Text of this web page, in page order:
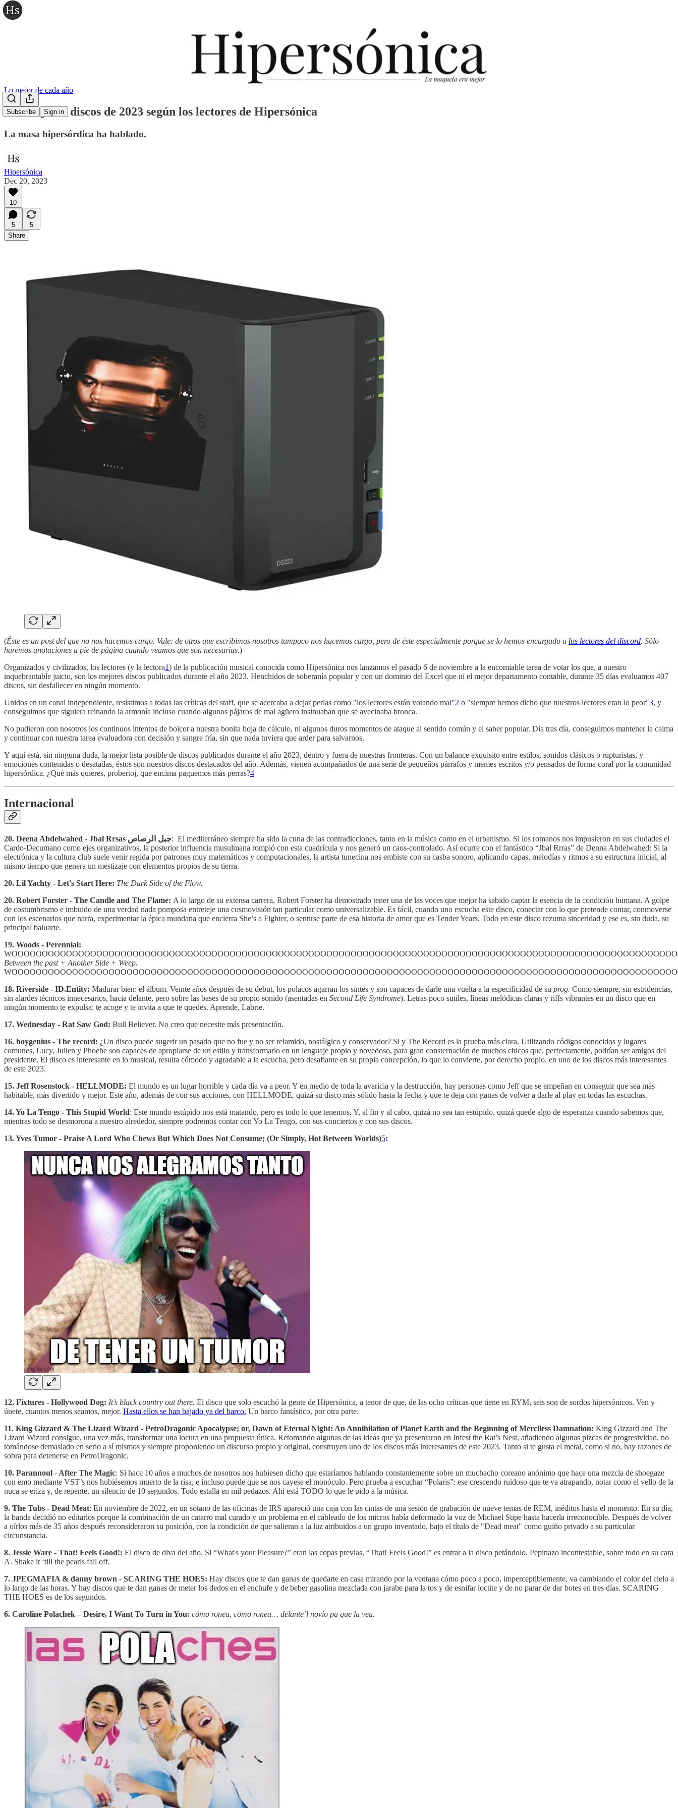
Subscribe Sign in
Lo mejor de cada año
Los mejores discos de 2023 según los lectores de Hipersónica
La masa hipersórdica ha hablado.
Hipersónica
Dec 20, 2023
10
5
5
Share
(Éste es un post del que no nos hacemos cargo. Vale: de otros que escribimos nosotros tampoco nos hacemos cargo, pero de éste especialmente porque se lo hemos encargado a los lectores del discord. Sólo
haremos anotaciones a pie de página cuando veamos que son necesarias.)
Organizados y civilizados, los lectores (y la lectora1) de la publicación musical conocida como Hipersónica nos lanzamos el pasado 6 de noviembre a la encomiable tarea de votar los que, a nuestro
inquebrantable juicio, son los mejores discos publicados durante el año 2023. Henchidos de soberanía popular y con un dominio del Excel que ni el mejor departamento contable, durante 35 días evaluamos 407
discos, sin desfallecer en ningún momento.
Unidos en un canal independiente, resistimos a todas las críticas del staff, que se acercaba a dejar perlas como "los lectores están votando mal"2 o "siempre hemos dicho que nuestros lectores eran lo peor"3, y
conseguimos que siguiera reinando la armonía incluso cuando algunos pájaros de mal agüero insinuaban que se avecinaba bronca.
No pudieron con nosotros los continuos intentos de boicot a nuestra bonita hoja de cálculo, ni algunos duros momentos de ataque al sentido común y el saber popular. Día tras día, conseguimos mantener la calma
y continuar con nuestra tarea evaluadora con decisión y sangre fría, sin que nada tuviera que arder para salvarnos.
Y aquí está, sin ninguna duda, la mejor lista posible de discos publicados durante el año 2023, dentro y fuera de nuestras fronteras. Con un balance exquisito entre estilos, sonidos clásicos o rupturistas, y
emociones contenidas o desatadas, éstos son nuestros discos destacados del año. Además, vienen acompañados de una serie de pequeños párrafos y memes escritos y/o pensados de forma coral por la comunidad
hipersórdica. ¿Qué más quieres, probertoj, que encima paguemos más perras?4
Internacional
20. Deena Abdelwahed - Jbal Rrsas ج​ب​ل ا​ل​ر​ص​ا​ص: El mediterráneo siempre ha sido la cuna de las contradicciones, tanto en la música como en el urbanismo. Si los romanos nos impusieron en sus ciudades el
Cardo-Decumano como ejes organizativos, la posterior influencia musulmana rompió con esta cuadrícula y nos generó un caos-controlado. Así ocurre con el fantástico “Jbal Rrras” de Denna Abdelwahed: Si la
electrónica y la cultura club suele venir regida por patrones muy matemáticos y computacionales, la artista tunecina nos embiste con su casba sonoro, aplicando capas, melodías y ritmos a su estructura inicial, al
mismo tiempo que genera un mestizaje con elementos propios de su tierra.
20. Lil Yachty - Let's Start Here: The Dark Side of the Flow.
20. Robert Forster - The Candle and The Flame: A lo largo de su extensa carrera, Robert Forster ha demostrado tener una de las voces que mejor ha sabido captar la esencia de la condición humana. A golpe
de costumbrismo e imbuido de una verdad nada pomposa entreteje una cosmovisión tan particular como universalizable. Es fácil, cuando uno escucha este disco, conectar con lo que pretende contar, conmoverse
con los escenarios que narra, experimentar la épica mundana que encierra She’s a Fighter, o sentirse parte de esa historia de amor que es Tender Years. Todo en este disco rezuma sinceridad y ese es, sin duda, su
principal baluarte.
19. Woods - Perennial:
Between the past + Another Side + Weep.
18. Riverside - ID.Entity: Madurar bien: el álbum. Veinte años después de su debut, los polacos agarran los sintes y son capaces de darle una vuelta a la especificidad de su prog. Como siempre, sin estridencias,
sin alardes técnicos innecesarios, hacia delante, pero sobre las bases de su propio sonido (asentadas en Second Life Syndrome). Letras poco sutiles, líneas melódicas claras y riffs vibrantes en un disco que en
ningún momento te expulsa: te acoge y te invita a que te quedes. Aprende, Labrie.
17. Wednesday - Rat Saw God: Bull Believer. No creo que necesite más presentación.
16. boygenius - The record: ¿Un disco puede sugerir un pasado que no fue y no ser relamido, nostálgico y conservador? Si y The Record es la prueba más clara. Utilizando códigos conocidos y lugares
comunes, Lucy, Julien y Phoebe son capaces de apropiarse de un estilo y transformarlo en un lenguaje propio y novedoso, para gran consternación de muchos chicos que, perfectamente, podrían ser amigos del
presidente. El disco es interesante en lo musical, resulta cómodo y agradable a la escucha, pero desafiante en su propia concepción, lo que lo convierte, por derecho propio, en uno de los discos más interesantes
de este 2023.
15. Jeff Rosenstock - HELLMODE: El mundo es un lugar horrible y cada día va a peor. Y en medio de toda la avaricia y la destrucción, hay personas como Jeff que se empeñan en conseguir que sea más
habitable, más divertido y mejor. Este año, además de con sus acciones, con HELLMODE, quizá su disco más sólido hasta la fecha y que te deja con ganas de volver a darle al play en todas las escuchas.
14. Yo La Tengo - This Stupid World: Este mundo estúpido nos está matando, pero es todo lo que tenemos. Y, al fin y al cabo, quizá no sea tan estúpido, quizá quede algo de esperanza cuando sabemos que,
mientras todo se desmorona a nuestro alrededor, siempre podremos contar con Yo La Tengo, con sus conciertos y con sus discos.
13. Yves Tumor - Praise A Lord Who Chews But Which Does Not Consume; (Or Simply, Hot Between Worlds)5:
12. Fixtures - Hollywood Dog: It’s black country out there. El disco que solo escuchó la gente de Hipersónica, a tenor de que, de las ocho críticas que tiene en RYM, seis son de sordos hipersónicos. Ven y
únete, cuantos menos seamos, mejor. Hasta ellos se han bajado ya del barco. Un barco fantástico, por otra parte.
11. King Gizzard & The Lizard Wizard - PetroDragonic Apocalypse; or, Dawn of Eternal Night: An Annihilation of Planet Earth and the Beginning of Merciless Damnation: King Gizzard and The
Lizard Wizard consigue, una vez más, transformar una locura en una propuesta única. Retomando algunas de las ideas que ya presentaron en Infest the Rat’s Nest, añadiendo algunas pizcas de progresividad, no
tomándose demasiado en serio a sí mismos y siempre proponiendo un discurso propio y original, construyen uno de los discos más interesantes de este 2023. Tanto si te gusta el metal, como si no, hay razones de
sobra para detenerse en PetroDragonic.
10. Parannoul - After The Magic: Si hace 10 años a muchos de nosotros nos hubiesen dicho que estaríamos hablando constantemente sobre un muchacho coreano anónimo que hace una mezcla de shoegaze
con emo mediante VST’s nos hubiésemos muerto de la risa, e incluso puede que se nos cayese el monóculo. Pero prueba a escuchar “Polaris”: ese crescendo ruidoso que te va atrapando, notar como el vello de la
nuca se eriza y, de repente, un silencio de 10 segundos. Todo estalla en mil pedazos. Ahí está TODO lo que le pido a la música.
9. The Tubs - Dead Meat: En noviembre de 2022, en un sótano de las oficinas de IRS apareció una caja con las cintas de una sesión de grabación de nueve temas de REM, inéditos hasta el momento. En su día,
la banda decidió no editarlos porque la combinación de un catarro mal curado y un problema en el cableado de los micros había deformado la voz de Michael Stipe hasta hacerla irreconocible. Después de volver
a oírlos más de 35 años después reconsideraron su posición, con la condición de que salieran a la luz atribuidos a un grupo inventado, bajo el título de "Dead meat" como guiño privado a su particular
circunstancia.
8. Jessie Ware - That! Feels Good!: El disco de diva del año. Si “What's your Pleasure?” eran las copas previas, “That! Feels Good!” es entrar a la disco petándolo. Pepinazo incontestable, sobre todo en su cara
A. Shake it ‘till the pearls fall off.
7. JPEGMAFIA & danny brown - SCARING THE HOES: Hay discos que te dan ganas de quedarte en casa mirando por la ventana cómo poco a poco, imperceptiblemente, va cambiando el color del cielo a
lo largo de las horas. Y hay discos que te dan ganas de meter los dedos en el enchufe y de beber gasolina mezclada con jarabe para la tos y de esnifar loctite y de no parar de dar botes en tres días. SCARING
THE HOES es de los segundos.
6. Caroline Polachek – Desire, I Want To Turn in You: cómo ronea, cómo ronea… delante’l novio pa que la vea.